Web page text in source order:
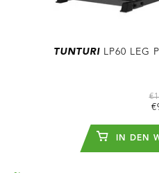
TUNTURILP60 LEG
IN DEN